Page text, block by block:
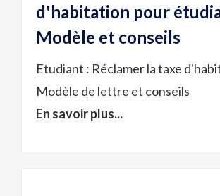
d'habitation pour
Modèle et conseils
Etudiant : Réclamer la taxe
Modèle de lettre et conseils
En savoir plus...